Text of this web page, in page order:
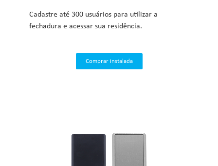
Cadastre até 300 usuários para utilizar a
fechadura e acessar sua residência.
Comprar instalada